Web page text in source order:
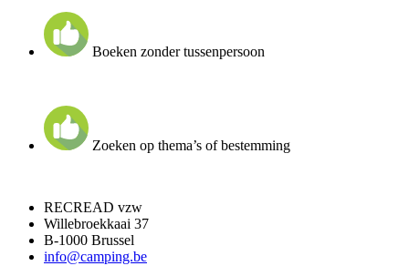
Boeken zonder tussenpersoon
Zoeken op thema’s of bestemming
RECREAD vzw
Willebroekkaai 37
B-1000 Brussel
info@camping.be